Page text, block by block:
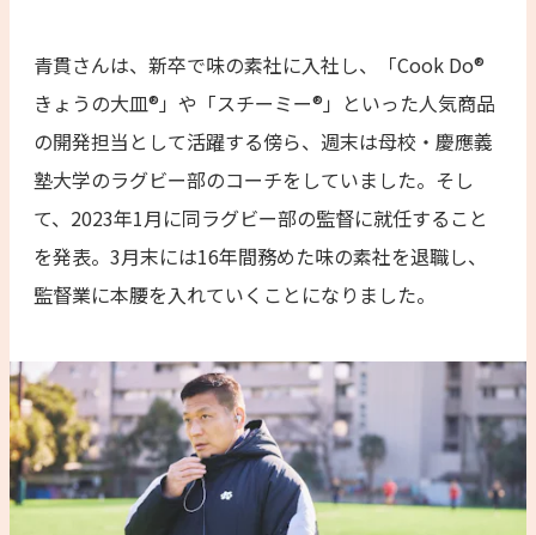
青貫さんは、新卒で味の素社に入社し、「Cook Do®
きょうの大皿®」や「スチーミー®」といった人気商品
の開発担当として活躍する傍ら、週末は母校・慶應義
塾大学のラグビー部のコーチをしていました。そし
て、2023年1月に同ラグビー部の監督に就任すること
を発表。3月末には16年間務めた味の素社を退職し、
監督業に本腰を入れていくことになりました。